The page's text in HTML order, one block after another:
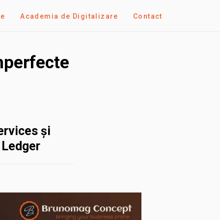
Academia de Digitalizare Contact
și